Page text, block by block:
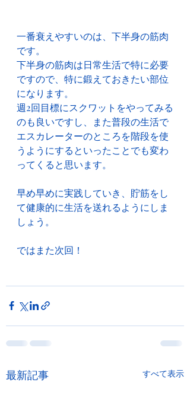
一番衰えやすいのは、下半身の筋肉
です。
下半身の筋肉は日常生活で特に必要
ですので、特に鍛えておきたい部位
になります。
週2回目標にスクワットをやってみる
のも良いですし、また普段の生活で
エスカレーターのところを階段を使
うようにするといったことでも変わ
ってくると思います。
早め早めに実践していき、貯筋をし
て健康的に生活を送れるようにしま
しょう。
ではまた次回！
最新記事 すべて表示